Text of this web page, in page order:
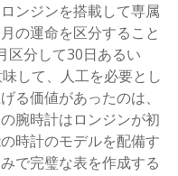
ンジンを搭載して専属
の運命を区分すること
区分して30日あるい
して、人工を必要とし
る価値があったのは、
腕時計はロンジンが初
時計のモデルを配備す
で完璧な表を作成する